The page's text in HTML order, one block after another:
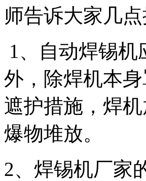
师告诉大家几
1、自动焊锡
外，除焊机本
遮护措施，焊
爆物堆放。
2、焊锡机厂家